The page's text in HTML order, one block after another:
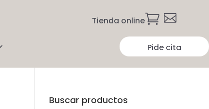
Tienda online 
Pide cita
Buscar productos